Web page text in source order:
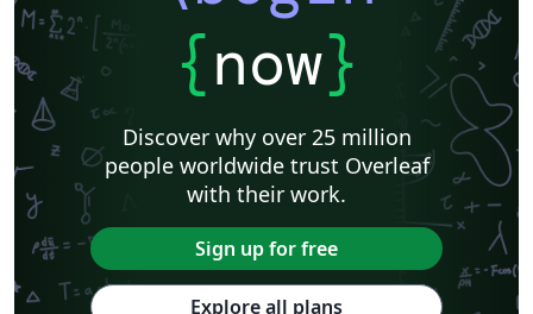
{now}
Discover why over 25 million
people worldwide trust Overleaf
with their work.
Sign up for free
Explore all plans